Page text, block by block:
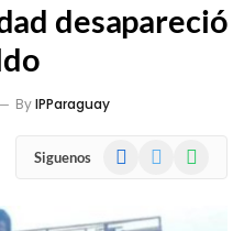
desapareció
ByIPParaguay
Siguenos Facebook